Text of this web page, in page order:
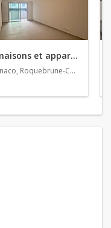
7 maisons et appartements en location
Monaco, Roquebrune-Cap-Martin